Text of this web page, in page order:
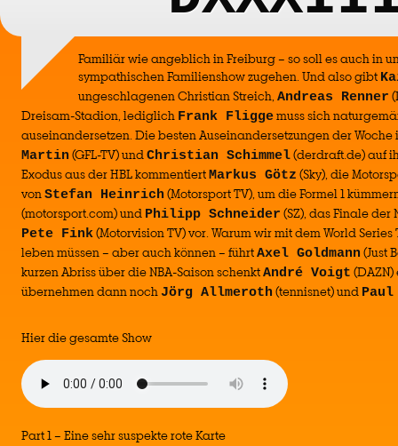
Familiär wie angeblich in Freiburg – so soll es auch in
sympathischen Familienshow zugehen. Und also gibt
ungeschlagenen Christian Streich, Andreas Renner
Dreisam-Stadion, lediglich Frank Fliggemuss sich
auseinandersetzen. Die besten Auseinandersetzungen der
Martin (GFL-TV) undChristian Schimmel(derdraft.de) auf
Exodus aus der HBL kommentiertMarkus Götz (Sky), die
vonStefan Heinrich (Motorsport TV), um die Formel 1
(motorsport.com) und Philipp Schneider (SZ), das Finale der
Pete Fink(Motorvision TV) vor. Warum wir mit dem World
leben müssen – aber auch können – führtAxel Goldmann (Just
kurzen Abriss über die NBA-Saison schenktAndré Voigt (DAZN)
übernehmen dann nochJörg Allmeroth (tennisnet) und Paul
Hier die gesamte Show
Part 1 – Eine sehr suspekte rote Karte